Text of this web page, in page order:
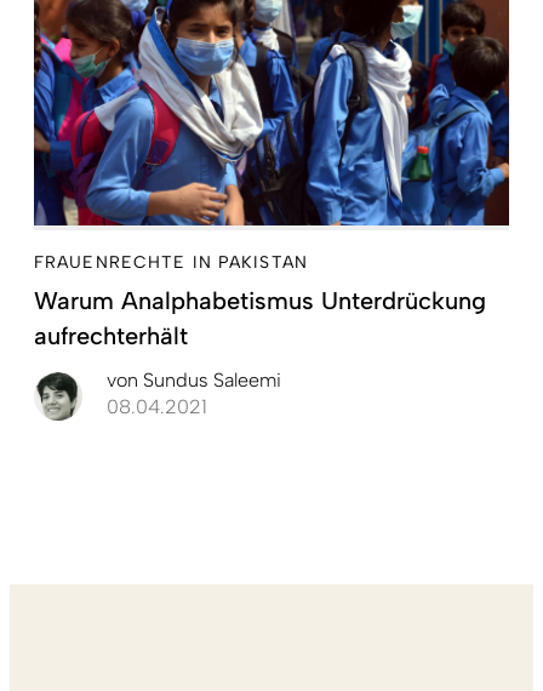
FRAUENRECHTE IN PAKISTAN
Warum Analphabetismus Unterdrückung
aufrechterhält
von Sundus Saleemi
08.04.2021